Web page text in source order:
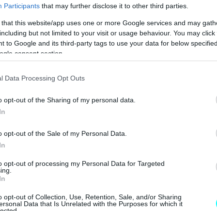
Participants that may further disclose it to other third parties.
that this website/app uses one or more Google services and may
but not limited to your visit or usage behaviour. You may
to Google and its third-party tags to use your data for below
consent section.
Data Processing Opt Outs
opt-out of the Sharing of my personal data.
opt-out of the Sale of my Personal Data.
opt-out of processing my Personal Data for Targeted
opt-out of Collection, Use, Retention, Sale, and/or Sharing
Data that Is Unrelated with the Purposes for which it
του diesel κίνησης στην αντλία κατά 0,20
ωφελημένοικαθώς θα λάβουν και το Fuel Pass!